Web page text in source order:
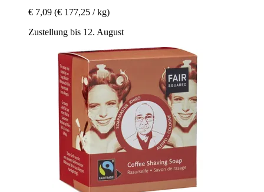
€ 7,09 (€ 177,25 / kg)
Zustellung bis 12. August